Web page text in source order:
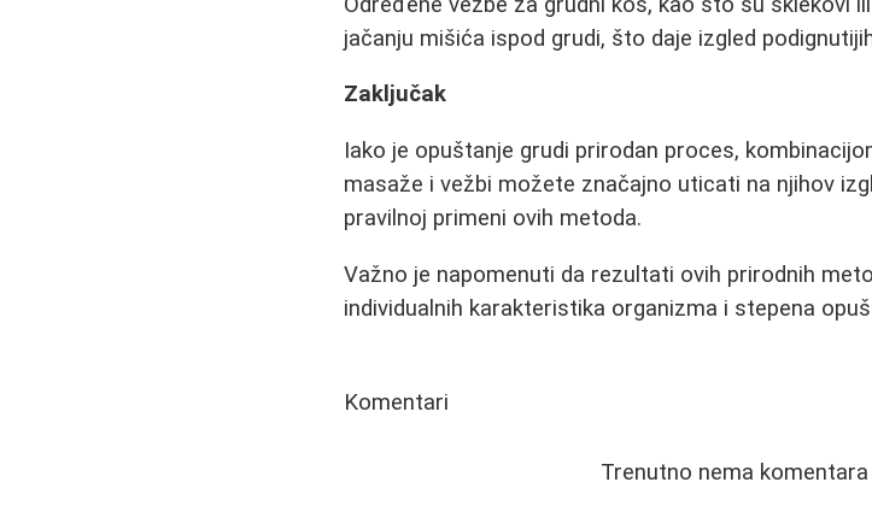
jačanju mišića ispod grudi, što daje izgled
Zaključak
Iako je opuštanje grudi prirodan proces,
masaže i vežbi možete značajno uticati na njihov
pravilnoj primeni ovih metoda.
Važno je napomenuti da rezultati ovih prirodnih
individualnih karakteristika organizma i stepena
Komentari
Trenutno nema